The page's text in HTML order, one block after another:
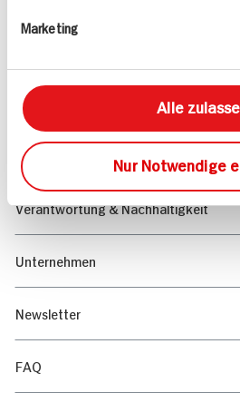
Marketing
Alle
Nur Notwendige
Marktfinder
Unser Magazin
Verantwortung & Nachhaltigkeit
Unternehmen
Newsletter
FAQ